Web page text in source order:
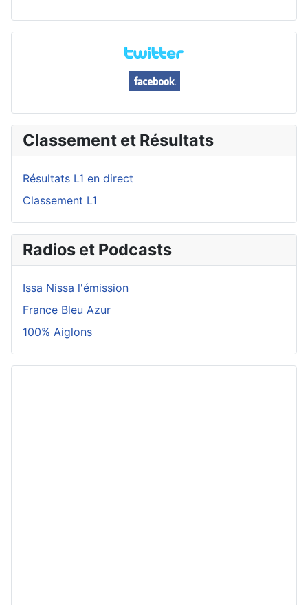
Classement et Résultats
Résultats L1 en direct
Classement L1
Radios et Podcasts
Issa Nissa l'émission
France Bleu Azur
100% Aiglons